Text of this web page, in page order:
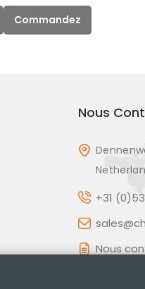
Commandez
Nous
+31
Nous